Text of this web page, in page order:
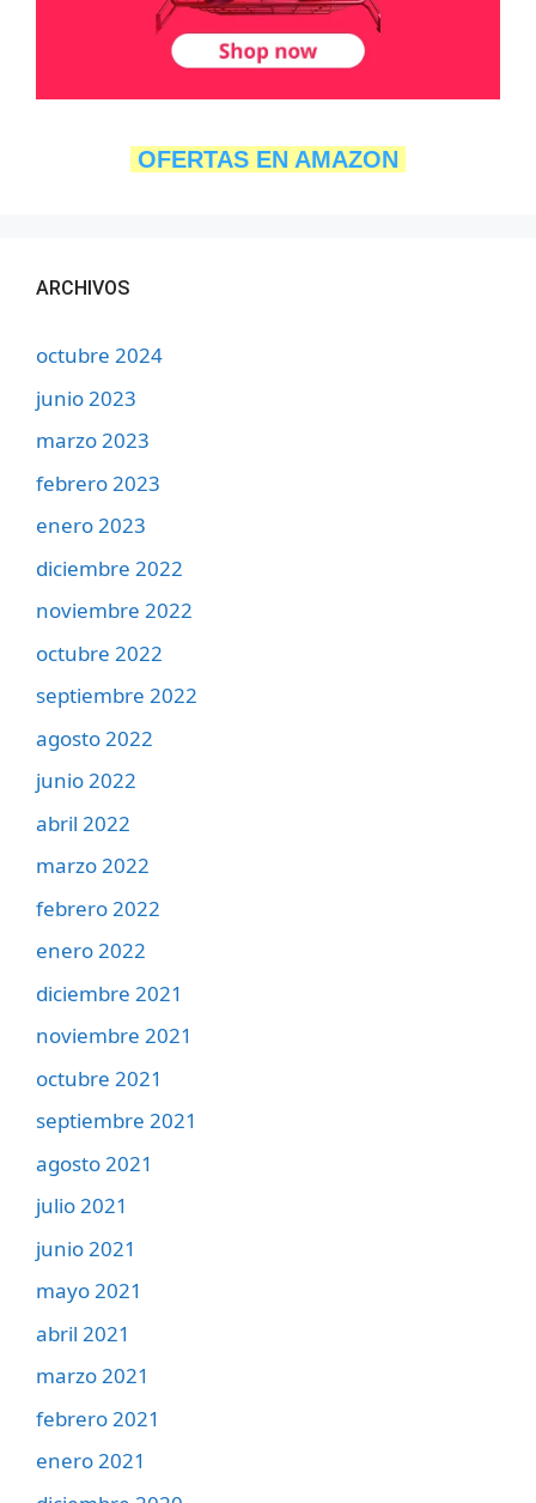
OFERTAS EN AMAZON
ARCHIVOS
octubre 2024
junio 2023
marzo 2023
febrero 2023
enero 2023
diciembre 2022
noviembre 2022
octubre 2022
septiembre 2022
agosto 2022
junio 2022
abril 2022
marzo 2022
febrero 2022
enero 2022
diciembre 2021
noviembre 2021
octubre 2021
septiembre 2021
agosto 2021
julio 2021
junio 2021
mayo 2021
abril 2021
marzo 2021
febrero 2021
enero 2021